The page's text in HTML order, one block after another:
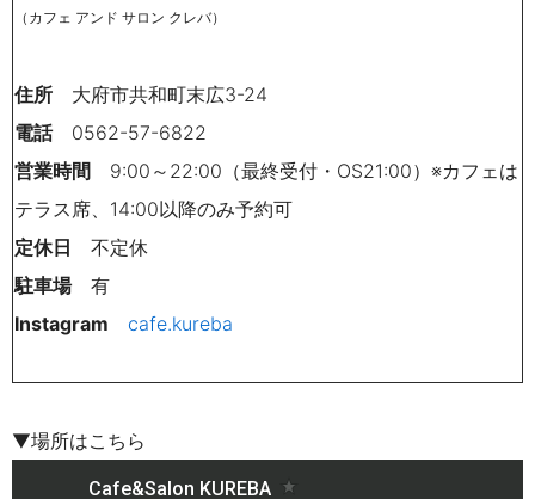
（カフェ アンド サロン クレバ）
住所 大府市共和町末広3-24
電話0562-57-6822
営業時間 9:00～22:00（最終受付・OS21:00）※カフェは
テラス席、14:00以降のみ予約可
定休日 不定休
駐車場有
Instagram
cafe.kureba
▼場所はこちら